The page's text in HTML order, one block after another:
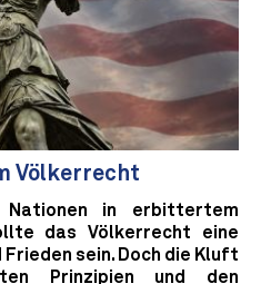
Völkerrecht
in erbittertem
das Völkerrecht eine
sein. Doch die Kluft
Prinzipien und den